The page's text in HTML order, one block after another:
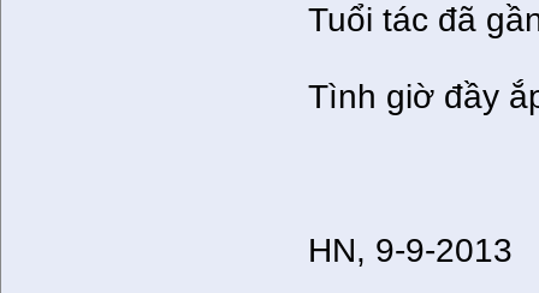
Tuổi tác đã
Tình giờ đầy
HN, 9-9-2013